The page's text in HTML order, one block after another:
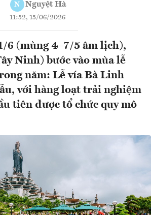
N Nguyệt Hà
11:52, 15/06/2026
6 (mùng 4–7/5 âm lịch),
Ninh) bước vào mùa lễ
năm: Lễ vía Bà Linh
với hàng loạt trải nghiệm
tiên được tổ chức quy mô